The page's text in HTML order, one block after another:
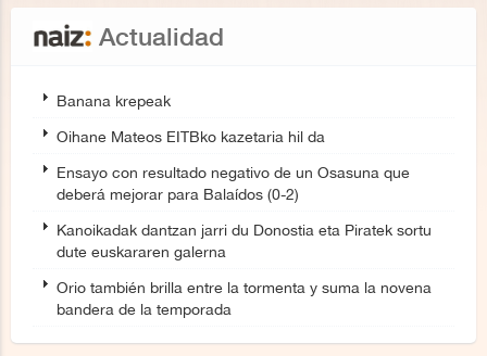
Actualidad
Banana krepeak
Oihane Mateos EITBko kazetaria hil da
Ensayo con resultado negativo de un Osasuna que
deberá mejorar para Balaídos (0-2)
Kanoikadak dantzan jarri du Donostia eta Piratek sortu
dute euskararen galerna
Orio también brilla entre la tormenta y suma la novena
bandera de la temporada